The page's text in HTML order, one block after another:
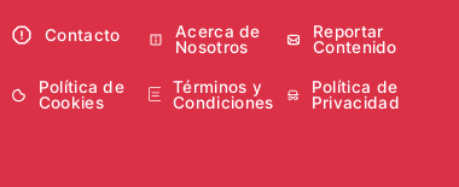
Contacto
Acerca de
Nosotros
Reportar
Contenido
Política de
Cookies
Términos y
Condiciones
Política de
Privacidad